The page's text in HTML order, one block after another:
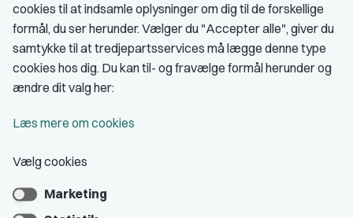
Medlemskab
Fordele som medlem
Kontingent
Bliv medlem
cookies til at indsamle oplysninger om dig til de forskellige
formål, du ser herunder. Vælger du "Accepter alle", giver du
samtykke til at tredjepartsservices må lægge denne type
cookies hos dig. Du kan til- og fravælge formål herunder og
ændre dit valg her:
Læs mere om cookies
Vælg cookies
Marketing